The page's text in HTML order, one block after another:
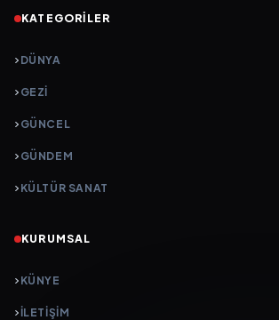
KATEGORILER
DÜNYA
GEZI
GÜNCEL
GÜNDEM
KÜLTÜR SANAT
KURUMSAL
KÜNYE
İLETIŞIM